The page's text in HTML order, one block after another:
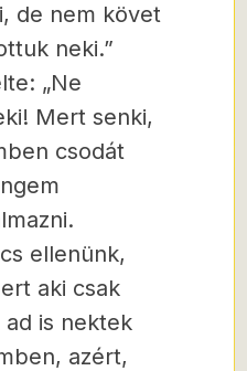
de nem követ
neki.”
„Ne
Mert senki,
csodát
ellenünk,
aki csak
is nektek
azért,